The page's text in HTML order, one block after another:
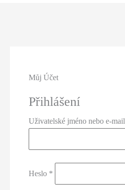
Můj Účet
Přihlášení
Uživatelské jméno nebo e-mail
Heslo *